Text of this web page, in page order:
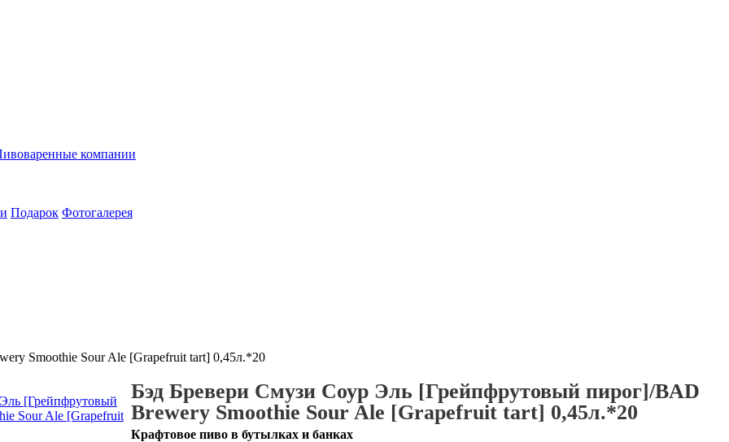
компании
Подарок Фотогалерея
Smoothie Sour Ale [Grapefruit tart] 0,45л.*20
Бэд Бревери Смузи Соур Эль [Грейпфрутовый пирог]/BAD
Brewery Smoothie Sour Ale [Grapefruit tart] 0,45л.*20
Крафтовое пиво в бутылках и банках